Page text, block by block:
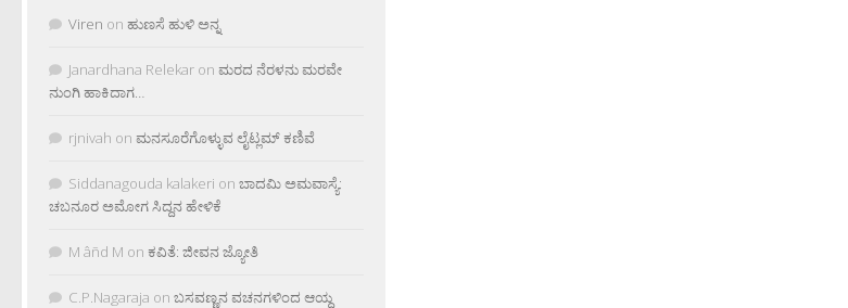
Viren on ಹುಣಸೆ ಹುಳಿ ಅನ್ನ
Janardhana Relekar on ಮರದ ನೆರಳನು ಮರವೇ
ನುಂಗಿ ಹಾಕಿದಾಗ…
rjnivah on ಮನಸೂರೆಗೊಳ್ಳುವ ಲೈಟ್ಲಮ್ ಕಣಿವೆ
Siddanagouda kalakeri on ಬಾದಮಿ ಅಮವಾಸ್ಯೆ:
ಚಬನೂರ ಅಮೋಗ ಸಿದ್ದನ ಹೇಳಿಕೆ
M âñd M on ಕವಿತೆ: ಜೀವನ ಜ್ಯೋತಿ
C.P.Nagaraja on ಬಸವಣ್ಣನ ವಚನಗಳಿಂದ ಆಯ್ದ